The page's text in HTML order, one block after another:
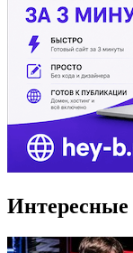
Интересные